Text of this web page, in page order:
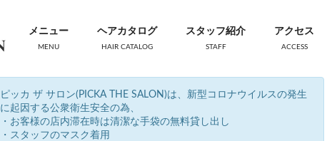
メニュー
MENU
ヘアカタログ
HAIR CATALOG
スタッフ紹介
STAFF
アクセス
ACCESS
ピッカ ザ サロン(PICKA THE SALON)は、新型コロナウイルスの発生
に起因する公衆衛生安全の為、
・お客様の店内滞在時は清潔な手袋の無料貸し出し
・スタッフのマスク着用